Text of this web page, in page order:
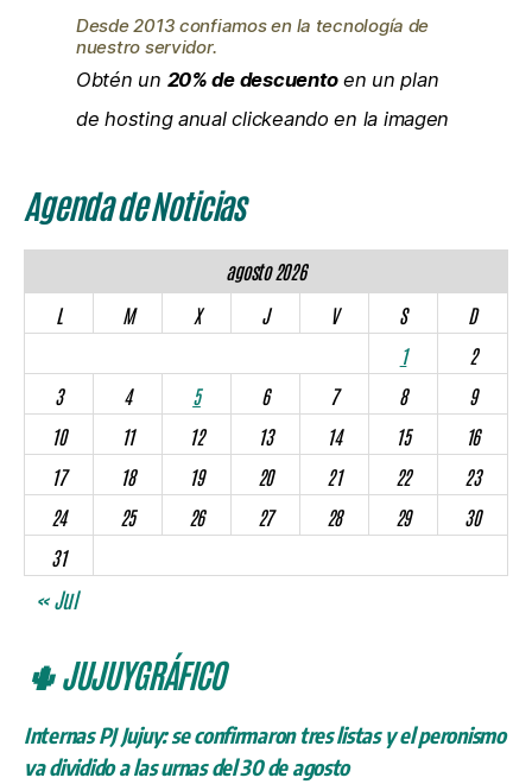
Desde 2013 confiamos en la tecnología de
nuestro servidor.
Obtén un 20% de descuentoen un plan
de hosting anual clickeando en la imagen
Agenda de Noticias
agosto 2026
L
M X J V S
D
1
2
3
4 5 6 7 8
9
10
11 12 13 14 15
16
17
18 19 20 21 22
23
24
25 26 27 28 29
30
31
« Jul
🌵 JUJUYGRÁFICO
Internas PJ Jujuy: se confirmaron tres listas y el peronismo
va dividido a las urnas del 30 de agosto